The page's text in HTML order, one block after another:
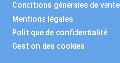
Conditions générales de vente
Mentions légales
Politique de confidentialité
Gestion des cookies